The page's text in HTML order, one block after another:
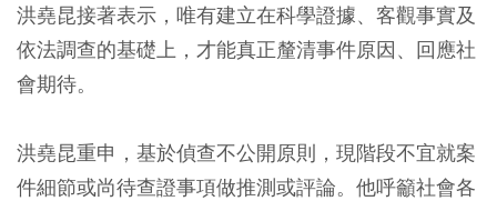
洪堯昆接著表示，唯有建立在科學證據、客觀事實及
依法調查的基礎上，才能真正釐清事件原因、回應社
會期待。
洪堯昆重申，基於偵查不公開原則，現階段不宜就案
件細節或尚待查證事項做推測或評論。他呼籲社會各